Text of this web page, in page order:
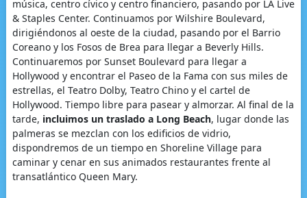
música, centro cívico y centro financiero, pasando por LA Live
& Staples Center. Continuamos por Wilshire Boulevard,
dirigiéndonos al oeste de la ciudad, pasando por el Barrio
Coreano y los Fosos de Brea para llegar a Beverly Hills.
Continuaremos por Sunset Boulevard para llegar a
Hollywood y encontrar el Paseo de la Fama con sus miles de
estrellas, el Teatro Dolby, Teatro Chino y el cartel de
Hollywood. Tiempo libre para pasear y almorzar. Al final de la
tarde, incluimos un traslado a Long Beach, lugar donde las
palmeras se mezclan con los edificios de vidrio,
dispondremos de un tiempo en Shoreline Village para
caminar y cenar en sus animados restaurantes frente al
transatlántico Queen Mary.